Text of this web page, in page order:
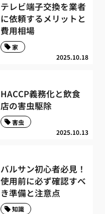
テレビ端子交換を業者
に依頼するメリットと
費用相場
2025.10.18
家
HACCP義務化と飲食
店の害虫駆除
2025.10.13
害虫
バルサン初心者必見！
使用前に必ず確認すべ
き準備と注意点
知識